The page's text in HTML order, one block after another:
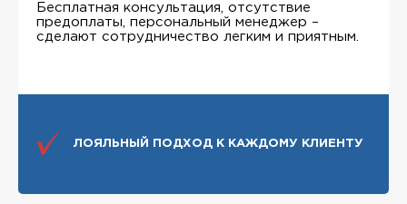
Бесплатная консультация, отсутствие
предоплаты, персональный менеджер –
сделают сотрудничество легким и приятным.
ЛОЯЛЬНЫЙ ПОДХОД К КАЖДОМУ КЛИЕНТУ